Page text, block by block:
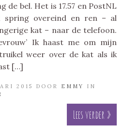
bel. Het is 17.57 en PostNL
spring overeind en ren – al
kat – naar de telefoon.
Ik haast me om mijn
weer over de kat als ik
[…]
2015 DOOR EMMY
IN
Lees verder »